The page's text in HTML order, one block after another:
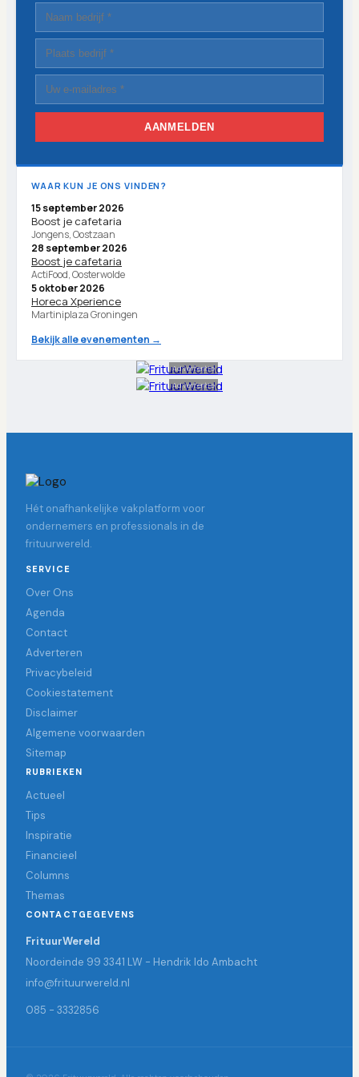
AANMELDEN
WAAR KUN JE ONS VINDEN?
15 september 2026
Boost je cafetaria
Jongens, Oostzaan
28 september 2026
Boost je cafetaria
ActiFood, Oosterwolde
5 oktober 2026
Horeca Xperience
Martiniplaza Groningen
Bekijk alle evenementen →
Advertentie
Advertentie
Hét onafhankelijke vakplatform voor
ondernemers en professionals in de
frituurwereld.
SERVICE
Over Ons
Agenda
Contact
Adverteren
Privacybeleid
Cookiestatement
Disclaimer
Algemene voorwaarden
Sitemap
RUBRIEKEN
Actueel
Tips
Inspiratie
Financieel
Columns
Themas
CONTACTGEGEVENS
FrituurWereld
Noordeinde 99 3341 LW - Hendrik Ido Ambacht
info@frituurwereld.nl
085 - 3332856